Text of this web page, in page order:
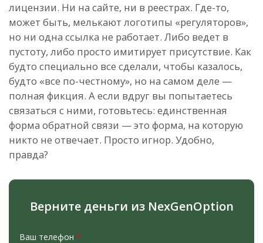
лицензии. Ни на сайте, ни в реестрах. Где-то,
может быть, мелькают логотипы «регуляторов»,
но ни одна ссылка не работает. Либо ведет в
пустоту, либо просто имитирует присутствие. Как
будто специально все сделали, чтобы казалось,
будто «все по-честному», но на самом деле —
полная фикция. А если вдруг вы попытаетесь
связаться с ними, готовьтесь: единственная
форма обратной связи — это форма, на которую
никто не отвечает. Просто игнор. Удобно,
правда?
Верните деньги из NexGenOption
Ваш телефон *